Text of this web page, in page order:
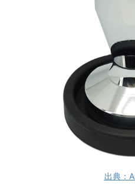
出典：